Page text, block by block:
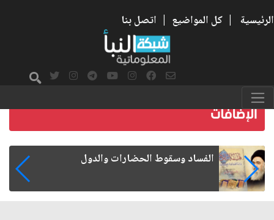
الرئيسية | كل المواضيع | اتصل بنا
رواتب الموظفين على صفيح ساخن